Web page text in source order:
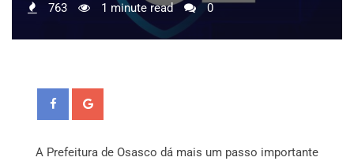
763
1 minute read 0
A Prefeitura de Osasco dá mais um passo importante